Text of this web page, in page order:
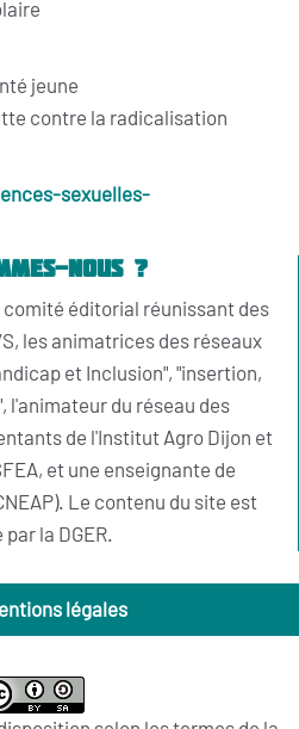
jeune
contre la radicalisation
sexuelles-
nous ?
comité éditorial réunissant des
les animatrices des réseaux
et Inclusion", "insertion,
l'animateur du réseau des
de l'Institut Agro Dijon et
et une enseignante de
Le contenu du site est
par la DGER.
légales